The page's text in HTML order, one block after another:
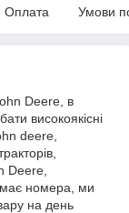
Оплата Умови
Deere, в
високоякісні
deere,
Deere,
номера, ми
на день